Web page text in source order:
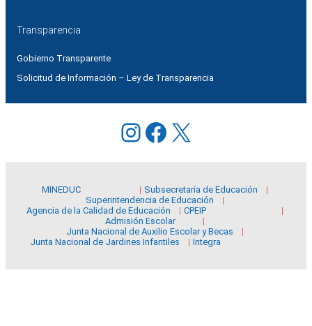
Transparencia
Gobierno Transparente
Solicitud de Información – Ley de Transparencia
Instagram
Facebook
X
MINEDUC
Subsecretaría de Educación
Superintendencia de Educación
Agencia de la Calidad de Educación
CPEIP
Admisión Escolar
Junta Nacional de Auxilio Escolar y Becas
Junta Nacional de Jardines Infantiles
Integra